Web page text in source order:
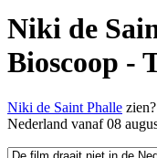
Niki de
Bioscoop -
Niki de Saint Phalle
Nederland vanaf 08